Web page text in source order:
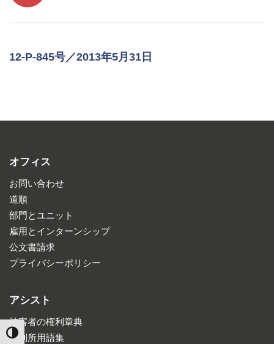
TOGGLE HIGH CONTRAST
12-P-845号／2013年5月31日
オフィス
お問い合わせ
道順
部門とユニット
雇用とインターンシップ
公文書請求
プライバシーポリシー
アシスト
被害者の権利章典
裁判所用語集